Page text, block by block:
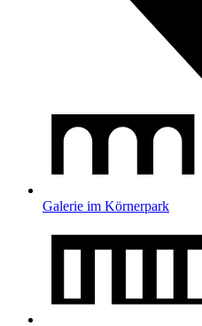
Galerie im Körnerpark